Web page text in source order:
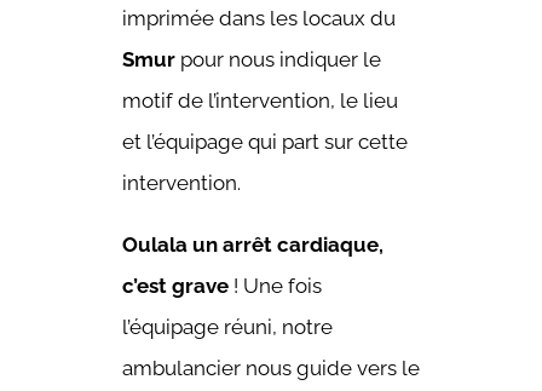
imprimée dans les locaux du
Smurpour nous indiquer le
motif de l’intervention, le lieu
et l’équipage qui part sur cette
intervention.
Oulala un arrêt cardiaque,
c’est grave! Une fois
l’équipage réuni, notre
ambulancier nous guide vers le